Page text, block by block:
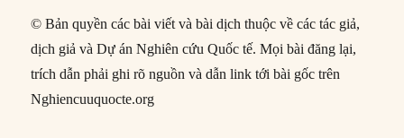
© Bản quyền các bài viết và bài dịch thuộc về các tác giả,
dịch giả và Dự án Nghiên cứu Quốc tế. Mọi bài đăng lại,
trích dẫn phải ghi rõ nguồn và dẫn link tới bài gốc trên
Nghiencuuquocte.org